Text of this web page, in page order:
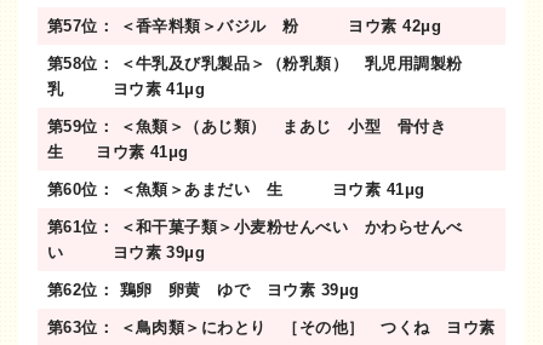
第57位： ＜香辛料類＞バジル 粉 ヨウ素 42μg
第58位： ＜牛乳及び乳製品＞（粉乳類） 乳児用調製粉
乳 ヨウ素 41μg
第59位： ＜魚類＞（あじ類） まあじ 小型 骨付き
生 ヨウ素 41μg
第60位： ＜魚類＞あまだい 生 ヨウ素 41μg
第61位： ＜和干菓子類＞小麦粉せんべい かわらせんべ
い ヨウ素 39μg
第62位： 鶏卵 卵黄 ゆで ヨウ素 39μg
第63位： ＜鳥肉類＞にわとり ［その他］ つくね ヨウ素